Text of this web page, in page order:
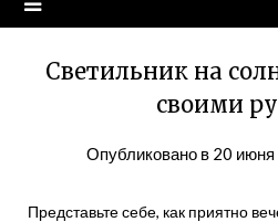
Светильник на
своими
Опубликовано в 20
Представьте себе, как приятно